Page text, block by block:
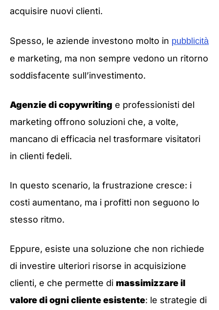
acquisire nuovi clienti.
Spesso, le aziende investono molto in pubblicità
e marketing, ma non sempre vedono un ritorno
soddisfacente sull’investimento.
Agenzie di copywriting e professionisti del
marketing offrono soluzioni che, a volte,
mancano di efficacia nel trasformare visitatori
in clienti fedeli.
In questo scenario, la frustrazione cresce: i
costi aumentano, ma i profitti non seguono lo
stesso ritmo.
Eppure, esiste una soluzione che non richiede
di investire ulteriori risorse in acquisizione
clienti, e che permette di massimizzare il
valore di ogni cliente esistente: le strategie di